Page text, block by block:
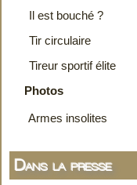
Il est bouché ?
Tir circulaire
Tireur sportif élite
Photos
Armes insolites
Dans la presse